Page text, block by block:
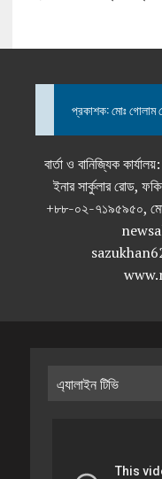
প্রকাশক: মোঃ গোলাম
বার্তা ও বানিজ্যিক
ইনার সার্কুলার রোড,
+৮৮-০২-৭১৯৫৯৫০,
এ্যালাইন টিভি